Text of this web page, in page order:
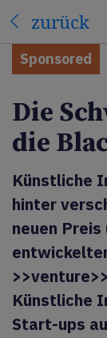
zurück
Sponsored
Die
die
Künstliche
hinter
neuen Preis
Künstliche
Start-ups